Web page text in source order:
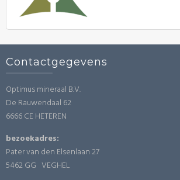
Contactgegevens
Optimus mineraal B.V.
De Rauwendaal 62
6666 CE HETEREN
bezoekadres:
Pater van den Elsenlaan 27
5462 GG VEGHEL